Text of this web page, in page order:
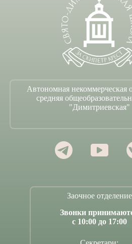
Автономная некоммерческая
средняя
"Димитриевская"
Заочное отделение
Звонки
с 10:00 до 17:00